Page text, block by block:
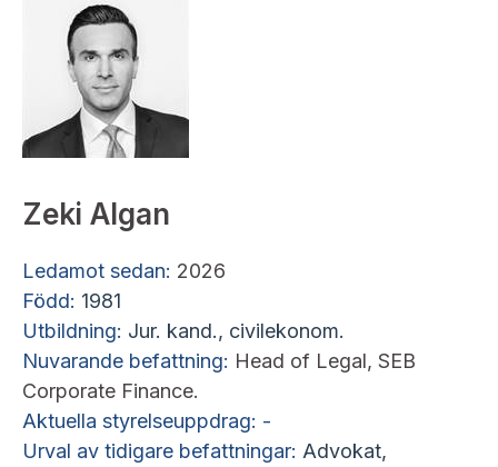
Zeki Algan
Ledamot sedan: 2026
Född: 1981
Utbildning: Jur. kand., civilekonom.
Nuvarande befattning: Head of Legal, SEB
Corporate Finance.
Aktuella styrelseuppdrag: -
Urval av tidigare befattningar: Advokat,